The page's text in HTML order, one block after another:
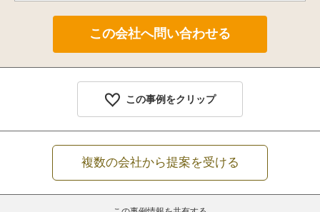
この事例をクリップ
複数の会社から提案を受ける